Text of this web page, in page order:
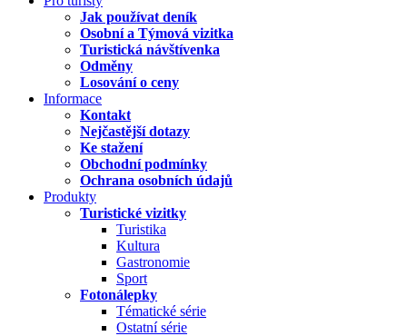
Jak používat deník
Osobní a Týmová vizitka
Turistická návštívenka
Odměny
Losování o ceny
Informace
Kontakt
Nejčastější dotazy
Ke stažení
Obchodní podmínky
Ochrana osobních údajů
Produkty
Turistické vizitky
Turistika
Kultura
Gastronomie
Sport
Fotonálepky
Tématické série
Ostatní série